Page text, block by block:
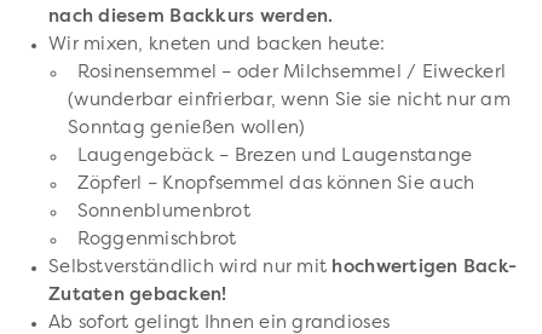
nach diesem Backkurs werden.
Wir mixen, kneten und backen heute:
Rosinensemmel – oder Milchsemmel / Eiweckerl
(wunderbar einfrierbar, wenn Sie sie nicht nur am
Sonntag genießen wollen)
Laugengebäck – Brezen und Laugenstange
Zöpferl – Knopfsemmel das können Sie auch
Sonnenblumenbrot
Roggenmischbrot
Selbstverständlich wird nur mit hochwertigen Back-
Zutaten gebacken!
Ab sofort gelingt Ihnen ein grandioses